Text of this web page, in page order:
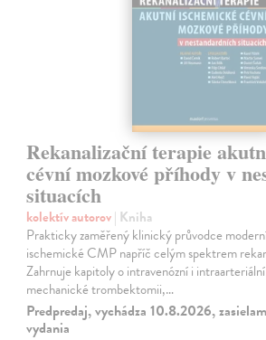
Rekanalizační terapie
cévní mozkové příhody v
situacích
kolektív autorov| Kniha
Prakticky zaměřený klinický průvodce
ischemické CMP napříč celým spektrem
Zahrnuje kapitoly o intravenózní i
mechanické trombektomii,…
Predpredaj, vychádza 10.8.2026,
vydania